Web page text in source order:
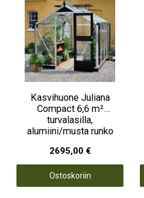
Kasvihuone Juliana
Compact 6,6 m²
turvalasilla,
alumiini/musta runko
2695,00 €
Ostoskoriin